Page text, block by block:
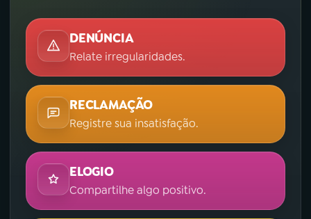
DENÚNCIA
Relate irregularidades.
RECLAMAÇÃO
Registre sua insatisfação.
ELOGIO
Compartilhe algo positivo.